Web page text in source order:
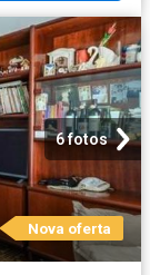
6 fotos
Nova oferta